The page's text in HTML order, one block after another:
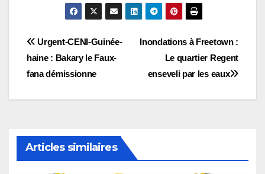
Navigation
de
l’article
Inondations à Freetown :
Le quartier Regent
enseveli par les eaux
Urgent-CENI-Guinée-
haine : Bakary le Faux-
fana démissionne
Articles similaires